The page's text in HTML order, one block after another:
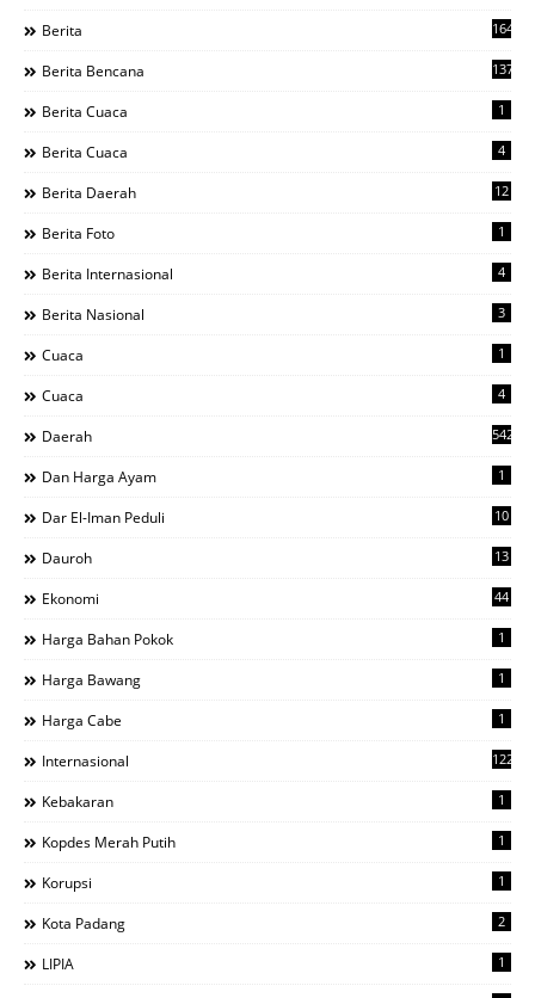
Berita 1644
Berita Bencana 137
Berita Cuaca 1
Berita Cuaca 4
Berita Daerah 12
Berita Foto 1
Berita Internasional 4
Berita Nasional 3
Cuaca 1
Cuaca 4
Daerah 542
Dan Harga Ayam 1
Dar El-Iman Peduli 10
Dauroh 13
Ekonomi 44
Harga Bahan Pokok 1
Harga Bawang 1
Harga Cabe 1
Internasional 122
Kebakaran 1
Kopdes Merah Putih 1
Korupsi 1
Kota Padang 2
LIPIA 1